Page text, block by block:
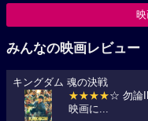
みんなの映画レビュー
キングダム 魂の決戦
★★★★☆ 勿論
映画に...